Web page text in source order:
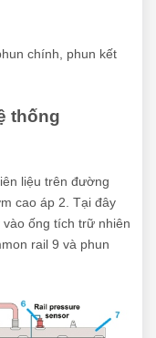
chính, phun kết
thống
liệu trên đường
cao áp 2. Tại đây
ống tích trữ nhiên
rail 9 và phun